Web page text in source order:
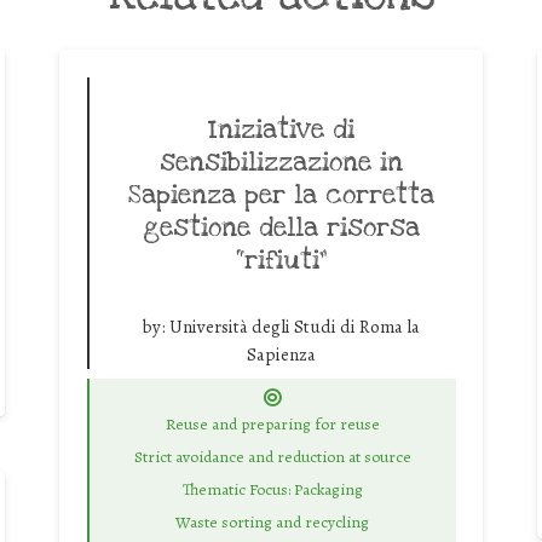
Iniziative di
sensibilizzazione in
Sapienza per la corretta
gestione della risorsa
“rifiuti”
by: Università degli Studi di Roma la
Sapienza
Reuse and preparing for reuse
Strict avoidance and reduction at source
Thematic Focus: Packaging
Waste sorting and recycling